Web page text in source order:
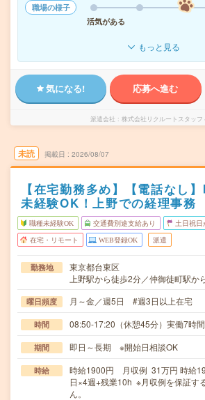
職場の様子
活気がある
もっと見る
気になる! 応募へ進む
派遣会社 株式会社リクルートスタッフ
未読 掲載日 2026/08/07
【在宅勤務多め】【電話なし
未経験OK！上野での経理事務
職種未経験OK 交通費別途支給あり 土日祝日
在宅・リモート WEB登録OK 派遣
勤務地
東京都台東区
上野駅から徒歩2分／仲御徒町駅か
曜日頻度 月～金／週5日 #週3日以上在宅
時間 08:50-17:20（休憩45分）実働7時
期間 即日～長期 ※開始日相談OK
時給
時給1900円 月収例 31万円 時給
日×4週+残業10h ※月収例を保証す
ん。